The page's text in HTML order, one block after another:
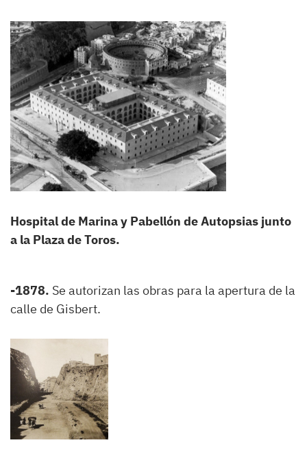
Hospital de Marina y Pabellón de Autopsias junto
a la Plaza de Toros.
-1878. Se autorizan las obras para la apertura de la
calle de Gisbert.